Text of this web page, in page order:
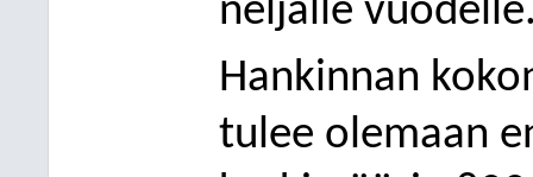
neljälle
Hankinnan
tulee olemaan